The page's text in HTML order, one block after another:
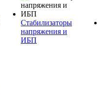
Стабилизаторы
напряжения и
ИБП